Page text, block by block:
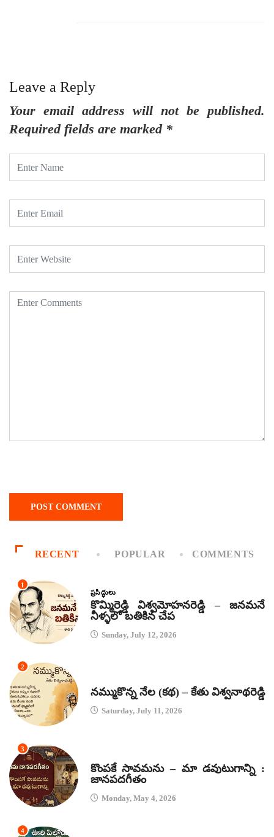
Leave a Reply
Your email address will not be published.
Required fields are marked *
RECENT POPULAR COMMENTS
1
ప్రసిద్ధులు
కొమ్మిరెడ్డి విశ్వమోహనరెడ్డి – జనమనే
నీళ్ళలో బతికిన చేప
Sunday, July 12, 2026
2
నమ్ముకొన్న నేల (కథ) – కేతు విశ్వనాథరెడ్డి
Saturday, July 11, 2026
3
కొంపకే సావమను – మా డవుటుగాన్ని :
జానపదగీతం
Monday, May 4, 2026
4